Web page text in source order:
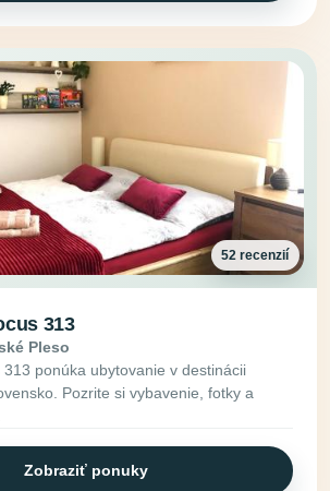
52 recenzií
313
Pleso
ponúka ubytovanie v destinácii
Pozrite si vybavenie, fotky a
Zobraziť ponuky